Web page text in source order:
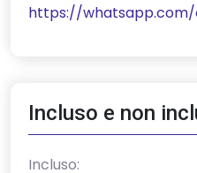
https://whatsapp.com/
Incluso e non
Incluso: